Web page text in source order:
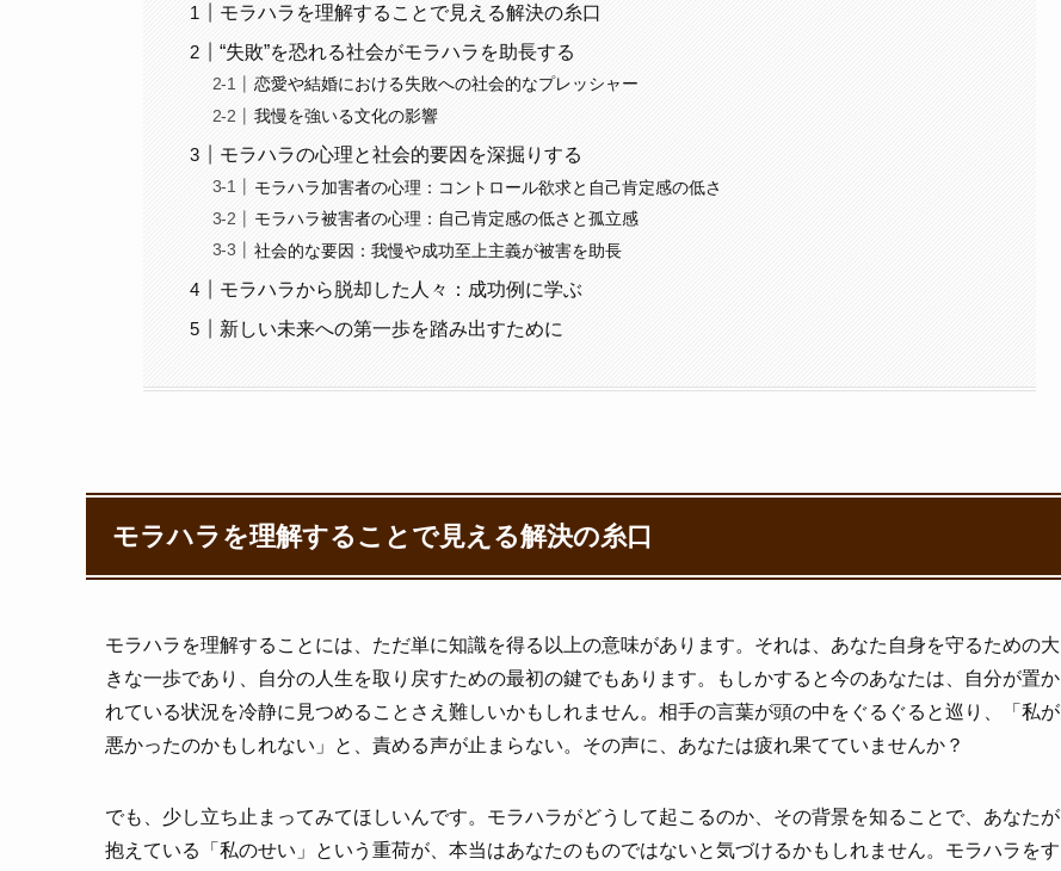
モラハラを理解することで見える解決の糸口
“失敗”を恐れる社会がモラハラを助長する
恋愛や結婚における失敗への社会的なプレッシャー
我慢を強いる文化の影響
モラハラの心理と社会的要因を深掘りする
モラハラ加害者の心理：コントロール欲求と自己肯定感の低さ
モラハラ被害者の心理：自己肯定感の低さと孤立感
社会的な要因：我慢や成功至上主義が被害を助長
モラハラから脱却した人々：成功例に学ぶ
新しい未来への第一歩を踏み出すために
モラハラを理解することで見える解決の糸口
モラハラを理解することには、ただ単に知識を得る以上の意味があります。それは、あなた自身を守るための大
きな一歩であり、自分の人生を取り戻すための最初の鍵でもあります。もしかすると今のあなたは、自分が置か
れている状況を冷静に見つめることさえ難しいかもしれません。相手の言葉が頭の中をぐるぐると巡り、「私が
悪かったのかもしれない」と、責める声が止まらない。その声に、あなたは疲れ果てていませんか？
でも、少し立ち止まってみてほしいんです。モラハラがどうして起こるのか、その背景を知ることで、あなたが
抱えている「私のせい」という重荷が、本当はあなたのものではないと気づけるかもしれません。モラハラをす